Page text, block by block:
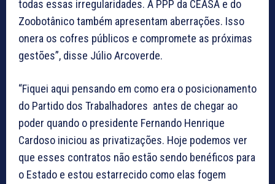
todas essas irregularidades. A PPP da CEASA e do
Zoobotânico também apresentam aberrações. Isso
onera os cofres públicos e compromete as próximas
gestões”, disse Júlio Arcoverde.
“Fiquei aqui pensando em como era o posicionamento
do Partido dos Trabalhadores antes de chegar ao
poder quando o presidente Fernando Henrique
Cardoso iniciou as privatizações. Hoje podemos ver
que esses contratos não estão sendo benéficos para
o Estado e estou estarrecido como elas fogem